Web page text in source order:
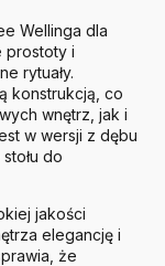
Wellinga dla
prostoty i
rytuały.
konstrukcją, co
wnętrz, jak i
w wersji z dębu
do
jakości
elegancję i
że